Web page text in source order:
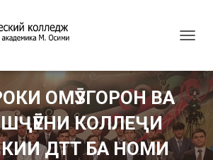
G
G
L
E
N
A
V
ОМӮЗГОРОН ВА
КОЛЛЕҶИ
ДТТ БА НОМИ